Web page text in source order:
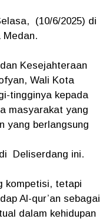
(10/6/2025) di
Medan.
Kesejahteraan
Wali Kota
tingginya kepada
masyarakat yang
yang berlangsung
Deliserdang ini.
kompetisi, tetapi
Al-qur’an sebagai
dalam kehidupan